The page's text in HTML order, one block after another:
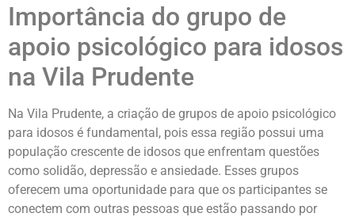
Importância do grupo de
apoio psicológico para idosos
na Vila Prudente
Na Vila Prudente, a criação de grupos de apoio psicológico
para idosos é fundamental, pois essa região possui uma
população crescente de idosos que enfrentam questões
como solidão, depressão e ansiedade. Esses grupos
oferecem uma oportunidade para que os participantes se
conectem com outras pessoas que estão passando por